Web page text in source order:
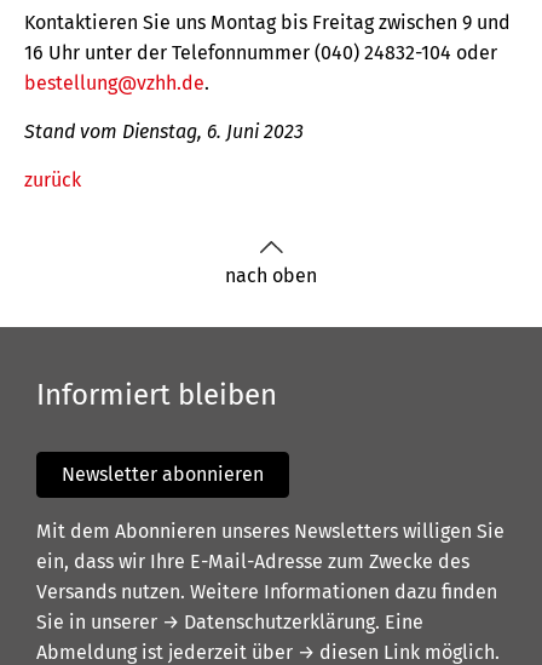
Kontaktieren Sie uns Montag bis Freitag zwischen 9 und
16 Uhr unter der Telefonnummer (040) 24832-104 oder
bestellung@vzhh.de.
Stand vom Dienstag, 6. Juni 2023
zurück
nach oben
Informiert bleiben
Newsletter abonnieren
Mit dem Abonnieren unseres Newsletters willigen Sie
ein, dass wir Ihre E-Mail-Adresse zum Zwecke des
Versands nutzen. Weitere Informationen dazu finden
Sie in unserer → Datenschutzerklärung. Eine
Abmeldung ist jederzeit über → diesen Link möglich.